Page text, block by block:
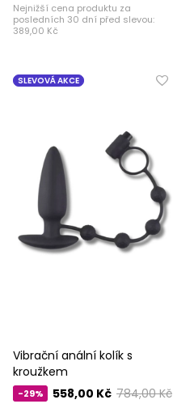
Nejnižší cena produktu za
posledních 30 dní před slevou:
389,00 Kč
SLEVOVÁ AKCE
Vibrační anální kolík s
kroužkem
-29% 784,00 Kč
558,00 Kč